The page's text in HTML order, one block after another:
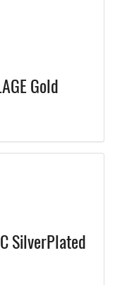
Gold
SilverPlated